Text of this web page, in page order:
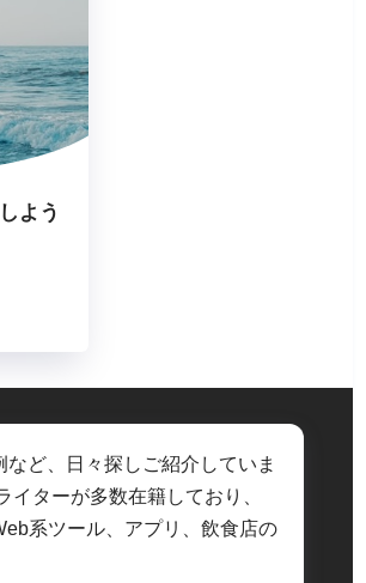
よう
ど、日々探しご紹介していま
ターが多数在籍しており、
系ツール、アプリ、飲食店の